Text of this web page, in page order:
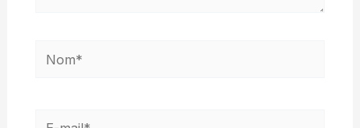
Nom*
E-